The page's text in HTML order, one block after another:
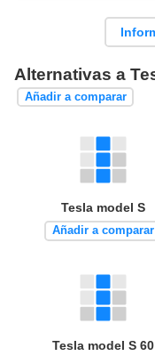
Alternativas a
Añadir a comparar
Tesla model S
Añadir a comparar
Tesla model S 60